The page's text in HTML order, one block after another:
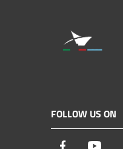
FOLLOW US ON
Facebook